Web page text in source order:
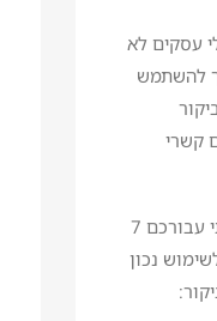
עסקים לא
להשתמש
קשרי
לכן כתבתי עבורכם 7
נכון